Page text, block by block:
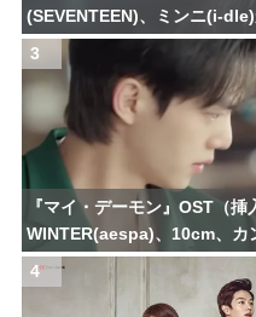
(SEVENTEEN)、ミンニ(i-dle)
3
『マイ・デーモン』OST（
WINTER(aespa)、10cm、カ
4